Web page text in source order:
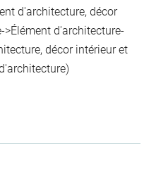
d'architecture, décor
>Élément d'architecture-
décor intérieur et